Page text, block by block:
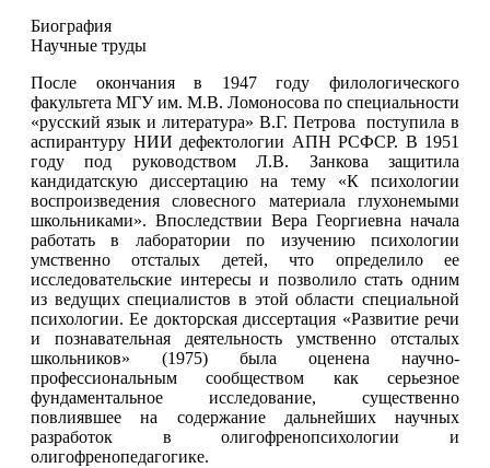
Биография
Научные труды
После окончания в 1947 году филологического
факультета МГУ им. М.В. Ломоносова по специальности
«русский язык и литература» В.Г. Петрова поступила в
аспирантуру НИИ дефектологии АПН РСФСР. В 1951
году под руководством Л.В. Занкова защитила
кандидатскую диссертацию на тему «К психологии
воспроизведения словесного материала глухонемыми
школьниками». Впоследствии Вера Георгиевна начала
работать в лаборатории по изучению психологии
умственно отсталых детей, что определило ее
исследовательские интересы и позволило стать одним
из ведущих специалистов в этой области специальной
психологии. Ее докторская диссертация «Развитие речи
и познавательная деятельность умственно отсталых
школьников» (1975) была оценена научно-
профессиональным сообществом как серьезное
фундаментальное исследование, существенно
повлиявшее на содержание дальнейших научных
разработок в олигофренопсихологии и
олигофренопедагогике.